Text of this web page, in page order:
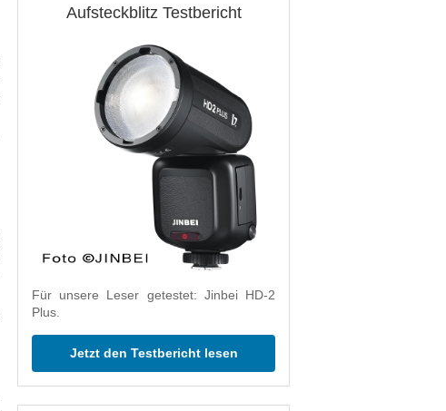
Aufsteckblitz Testbericht
Für unsere Leser getestet: Jinbei HD-2
Plus.
Jetzt den Testbericht lesen